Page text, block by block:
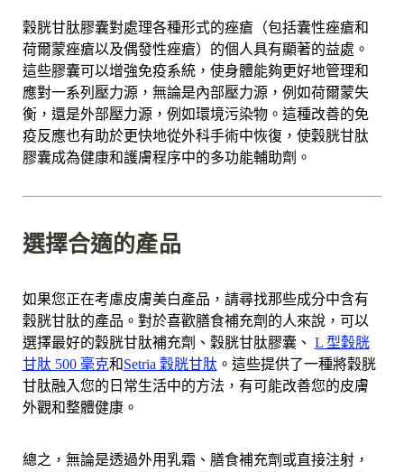
穀胱甘肽膠囊對處理各種形式的痤瘡（包括囊性痤瘡和
荷爾蒙痤瘡以及偶發性痤瘡）的個人具有顯著的益處。
這些膠囊可以增強免疫系統，使身體能夠更好地管理和
應對一系列壓力源，無論是內部壓力源，例如荷爾蒙失
衡，還是外部壓力源，例如環境污染物。這種改善的免
疫反應也有助於更快地從外科手術中恢復，使穀胱甘肽
膠囊成為健康和護膚程序中的多功能輔助劑。
選擇合適的產品
如果您正在考慮皮膚美白產品，請尋找那些成分中含有
穀胱甘肽的產品。對於喜歡膳食補充劑的人來說，可以
選擇最好的穀胱甘肽補充劑、穀胱甘肽膠囊、 L 型穀胱
甘肽 500 毫克和Setria 穀胱甘肽 。這些提供了一種將穀胱
甘肽融入您的日常生活中的方法，有可能改善您的皮膚
外觀和整體健康。
總之，無論是透過外用乳霜、膳食補充劑或直接注射，